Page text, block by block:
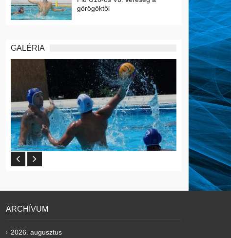
görögöktől
GALÉRIA
ARCHÍVUM
2026. augusztus